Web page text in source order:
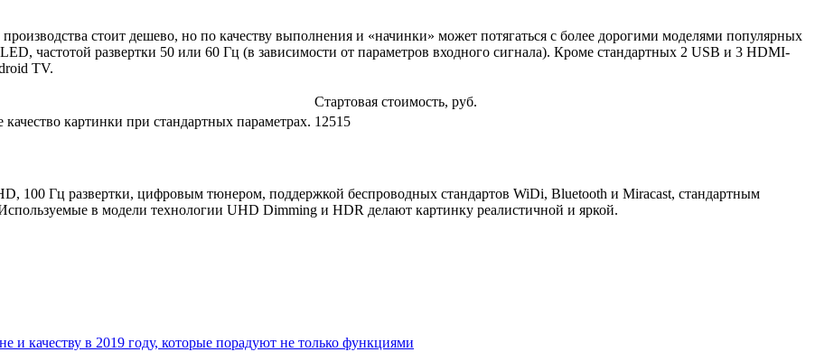
стоит дешево, но по качеству выполнения и «начинки» может потягаться с более дорогими моделями популярных
частотой развертки 50 или 60 Гц (в зависимости от параметров входного сигнала). Кроме стандартных 2 USB и 3 HDMI-
TV.
Стартовая стоимость, руб.
качество картинки при стандартных параметрах. 12515
100 Гц развертки, цифровым тюнером, поддержкой беспроводных стандартов WiDi, Bluetooth и Miracast, стандартным
в модели технологии UHD Dimming и HDR делают картинку реалистичной и яркой.
и качеству в 2019 году, которые порадуют не только функциями